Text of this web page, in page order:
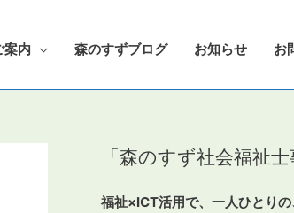
案内 森のすずブログ お知らせ お
「森のすず社会福祉士
福祉×ICT活用で、一人ひとり